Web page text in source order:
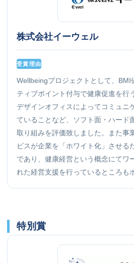
株式会社イーウェル
受賞理由
Wellbeingプロジェクトとして、BMI
ティブポイント付与で健康促進を行
デザインオフィスによってコミュニ
ていることなど、ソフト面・ハード
取り組みを評価致しました。また事
ビスが企業を「ホワイト化」させる
であり、健康経営という概念にてワ
れた経営支援を行っているところも
特別賞